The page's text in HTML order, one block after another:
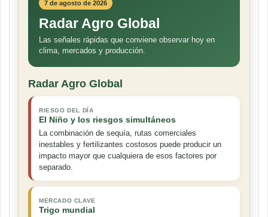
7 de agosto de 2026
Radar Agro Global
Las señales rápidas que conviene observar hoy en
clima, mercados y producción.
Radar Agro Global
RIESGO DEL DÍA
El Niño y los riesgos simultáneos
La combinación de sequía, rutas comerciales
inestables y fertilizantes costosos puede producir un
impacto mayor que cualquiera de esos factores por
separado.
MERCADO CLAVE
Trigo mundial